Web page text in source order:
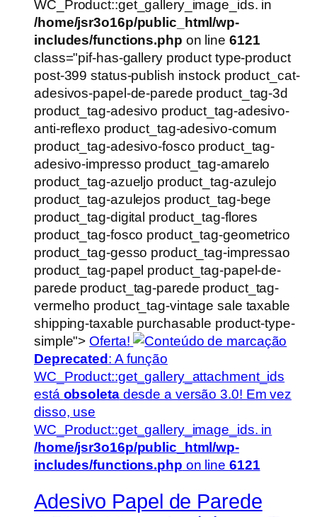
WC_Product::get_gallery_image_ids. in
/home/jsr3o16p/public_html/wp-
includes/functions.php on line 6121
class="pif-has-gallery product type-product
post-399 status-publish instock product_cat-
adesivos-papel-de-parede product_tag-3d
product_tag-adesivo product_tag-adesivo-
anti-reflexo product_tag-adesivo-comum
product_tag-adesivo-fosco product_tag-
adesivo-impresso product_tag-amarelo
product_tag-azueljo product_tag-azulejo
product_tag-azulejos product_tag-bege
product_tag-digital product_tag-flores
product_tag-fosco product_tag-geometrico
product_tag-gesso product_tag-impressao
product_tag-papel product_tag-papel-de-
parede product_tag-parede product_tag-
vermelho product_tag-vintage sale taxable
shipping-taxable purchasable product-type-
simple"> Oferta!
Deprecated: A função
WC_Product::get_gallery_attachment_ids
está obsoletadesde a versão 3.0! Em vez
disso, use
WC_Product::get_gallery_image_ids. in
/home/jsr3o16p/public_html/wp-
includes/functions.php on line 6121
Adesivo Papel de Parede